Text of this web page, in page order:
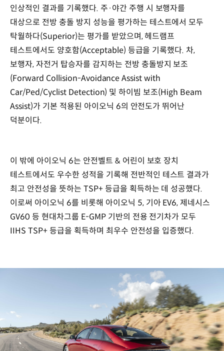
인상적인 결과를 기록했다. 주·야간 주행 시 보행자를
대상으로 전방 충돌 방지 성능을 평가하는 테스트에서 모두
탁월하다(Superior)는 평가를 받았으며, 헤드램프
테스트에서도 양호함(Acceptable) 등급을 기록했다. 차,
보행자, 자전거 탑승자를 감지하는 전방 충돌방지 보조
(Forward Collision-Avoidance Assist with
Car/Ped/Cyclist Detection) 및 하이빔 보조(High Beam
Assist)가 기본 적용된 아이오닉 6의 안전도가 뛰어난
덕분이다.
이 밖에 아이오닉 6는 안전벨트 & 어린이 보호 장치
테스트에서도 우수한 성적을 기록해 전반적인 테스트 결과가
최고 안전성을 뜻하는 TSP+ 등급을 획득하는 데 성공했다.
이로써 아이오닉 6를 비롯해 아이오닉 5, 기아 EV6, 제네시스
GV60 등 현대차그룹 E-GMP 기반의 전용 전기차가 모두
IIHS TSP+ 등급을 획득하며 최우수 안전성을 입증했다.